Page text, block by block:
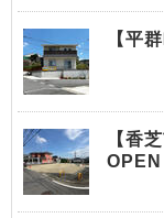
【平
【香
OPEN